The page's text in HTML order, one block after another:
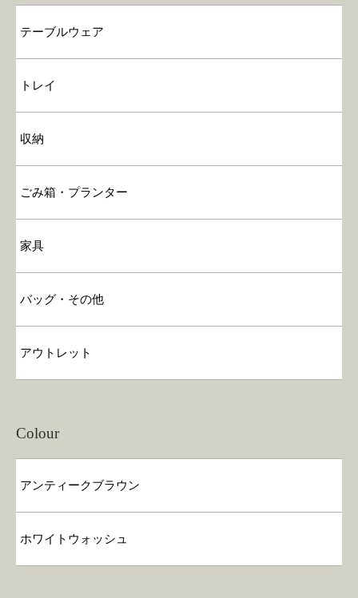
テーブルウェア
トレイ
収納
ごみ箱・プランター
家具
バッグ・その他
アウトレット
Colour
アンティークブラウン
ホワイトウォッシュ